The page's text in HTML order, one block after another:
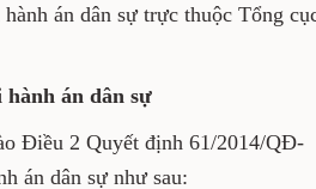
Bộ Tư pháp tổ chức việc giải
dụng công nghệ thông
động của Tạp chí điện tử